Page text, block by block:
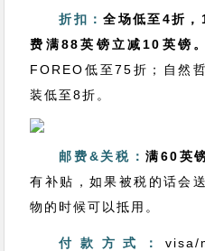
折扣：全场低至4折
费满88英镑立减10英镑。
FOREO低至75折；自然
装低至8折。
邮费&关税：满60英
有补贴，如果被税的话会
物的时候可以抵用。
付款方式：visa/